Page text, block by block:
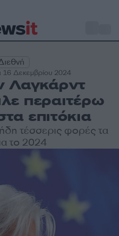
16 Δεκεμβρίου 2024
Λαγκάρντ
περαιτέρω
επιτόκια
τέσσερις φορές τα
το 2024